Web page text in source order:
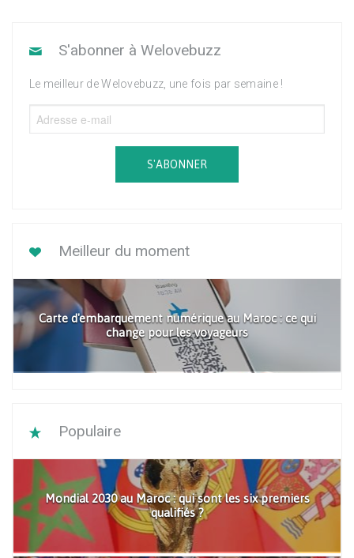
S'abonner à Welovebuzz
Le meilleur de Welovebuzz, une fois par semaine !
S'ABONNER
Meilleur du moment
Carte d'embarquement numérique au Maroc : ce qui
change pour les voyageurs
Populaire
Mondial 2030 au Maroc : qui sont les six premiers
qualifiés ?